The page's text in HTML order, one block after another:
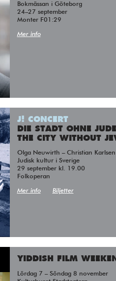
Bokmässan i Göteborg
24–27 september
Monter F01:29
Mer info
J! CONCERT
DIE STADT OHNE
THE CITY WITHOUT
Olga Neuwirth – Christian Karlsen –
Judisk kultur i Sverige
29 september kl. 19.00
Folkoperan
Mer info Biljetter
YIDDISH FILM
Lördag 7 – Söndag 8 november